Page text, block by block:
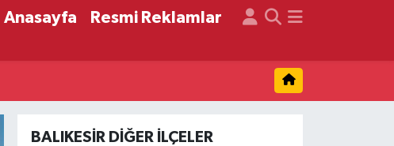
Anasayfa Resmi Reklamlar
BALIKESIR DIĞER İLÇELER